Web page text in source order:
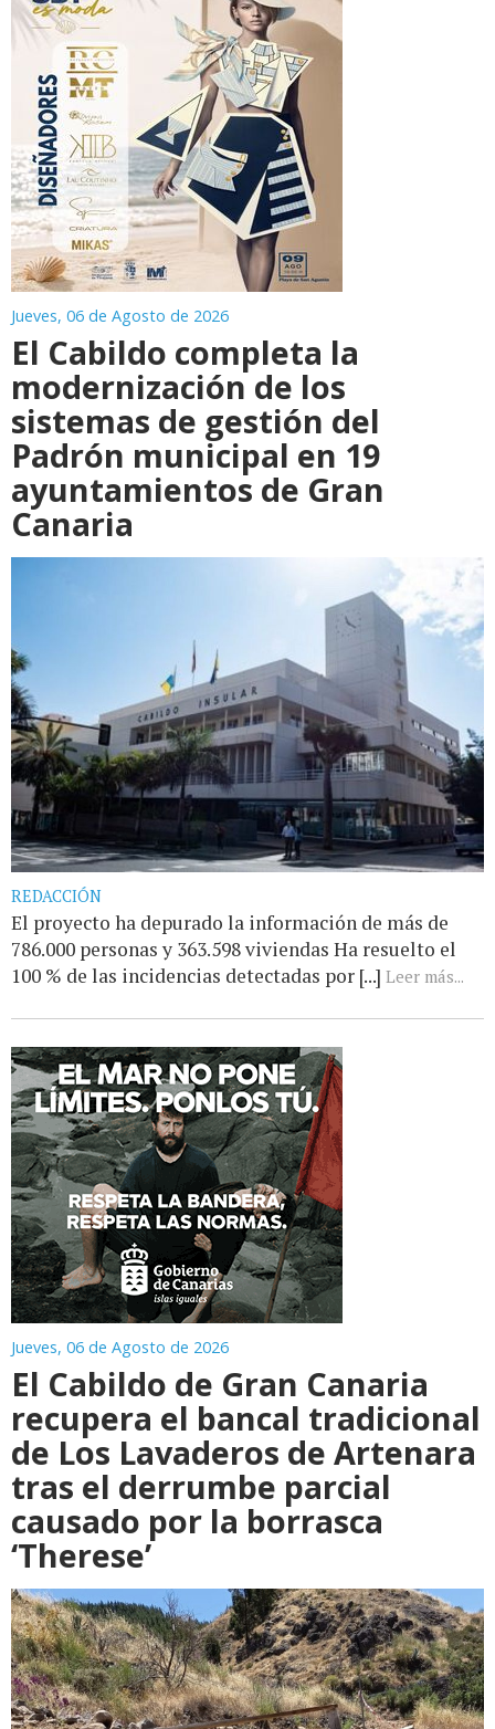
Jueves, 06 de Agosto de 2026
El Cabildo completa la
modernización de los
sistemas de gestión del
Padrón municipal en 19
ayuntamientos de Gran
Canaria
REDACCIÓN
El proyecto ha depurado la información de más de
786.000 personas y 363.598 viviendas Ha resuelto el
100 % de las incidencias detectadas por [...] Leer más...
Jueves, 06 de Agosto de 2026
El Cabildo de Gran Canaria
recupera el bancal tradicional
de Los Lavaderos de Artenara
tras el derrumbe parcial
causado por la borrasca
‘Therese’